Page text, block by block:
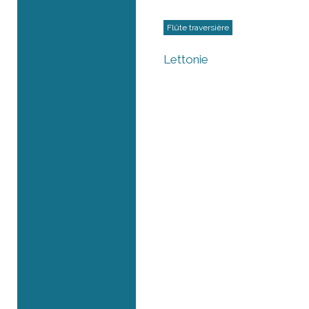
Flûte traversière
Lettonie